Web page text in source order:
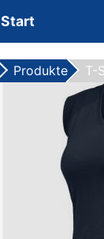
Start
Produkte T-